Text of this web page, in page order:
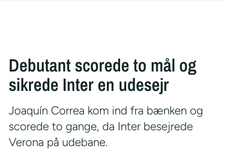
Debutant scorede to mål og
sikrede Inter en udesejr
Joaquín Correa kom ind fra bænken og
scorede to gange, da Inter besejrede
Verona på udebane.